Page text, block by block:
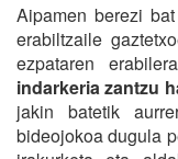
Aipamen berezi
erabiltzaile
ezpataren
indarkeria zantzu
jakin batetik
bideojokoa dugula